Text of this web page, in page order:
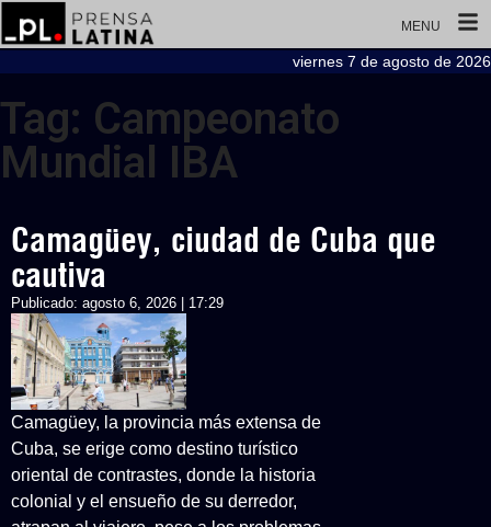
MENU
viernes 7 de agosto de 2026
Tag: Campeonato
Mundial IBA
Camagüey, ciudad de Cuba que
cautiva
Publicado: agosto 6, 2026 | 17:29
Camagüey, la provincia más extensa de
Cuba, se erige como destino turístico
oriental de contrastes, donde la historia
colonial y el ensueño de su derredor,